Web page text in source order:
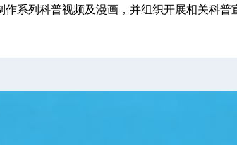
系列科普视频及漫画，并组织开展相关科